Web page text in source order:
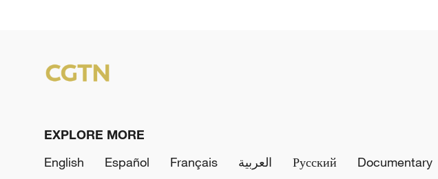
EXPLORE MORE
English
Español Français العربية Русский Documentary